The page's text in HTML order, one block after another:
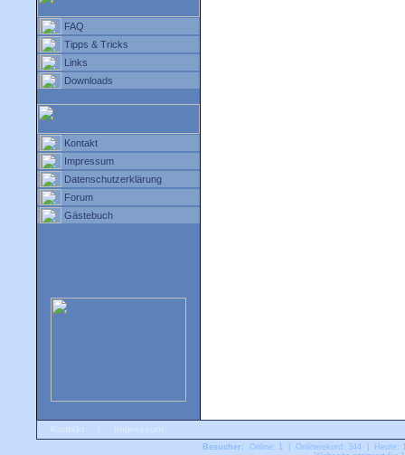
FAQ
Tipps & Tricks
Links
Downloads
Kontakt
Impressum
Datenschutzerklärung
Forum
Gästebuch
Besucher: Online: 1 | Onlinerekord: 344 | Heute: